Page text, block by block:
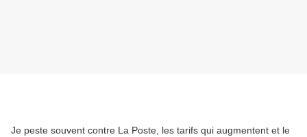
Je peste souvent contre La Poste, les tarifs qui augmentent et le